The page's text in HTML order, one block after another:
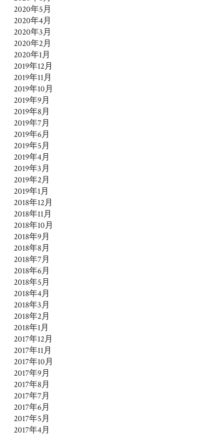
2020年5月
2020年4月
2020年3月
2020年2月
2020年1月
2019年12月
2019年11月
2019年10月
2019年9月
2019年8月
2019年7月
2019年6月
2019年5月
2019年4月
2019年3月
2019年2月
2019年1月
2018年12月
2018年11月
2018年10月
2018年9月
2018年8月
2018年7月
2018年6月
2018年5月
2018年4月
2018年3月
2018年2月
2018年1月
2017年12月
2017年11月
2017年10月
2017年9月
2017年8月
2017年7月
2017年6月
2017年5月
2017年4月